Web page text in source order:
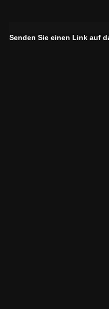
Senden Sie einen Link auf